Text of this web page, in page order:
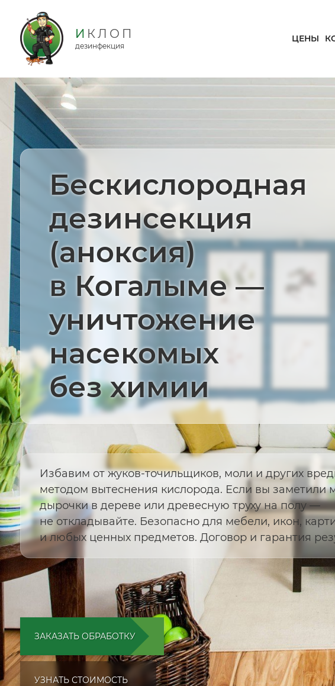
дезинфекция
ЦЕНЫ
Бескислородная
дезинсекция
(аноксия)
в Когалыме —
уничтожение
насекомых
без химии
Избавим от жуков-точильщиков, моли и других
методом вытеснения кислорода. Если вы заметили
дырочки в дереве или древесную труху на полу —
не откладывайте. Безопасно для мебели, икон,
и любых ценных предметов. Договор и гарантия
ЗАКАЗАТЬ ОБРАБОТКУ
УЗНАТЬ СТОИМОСТЬ